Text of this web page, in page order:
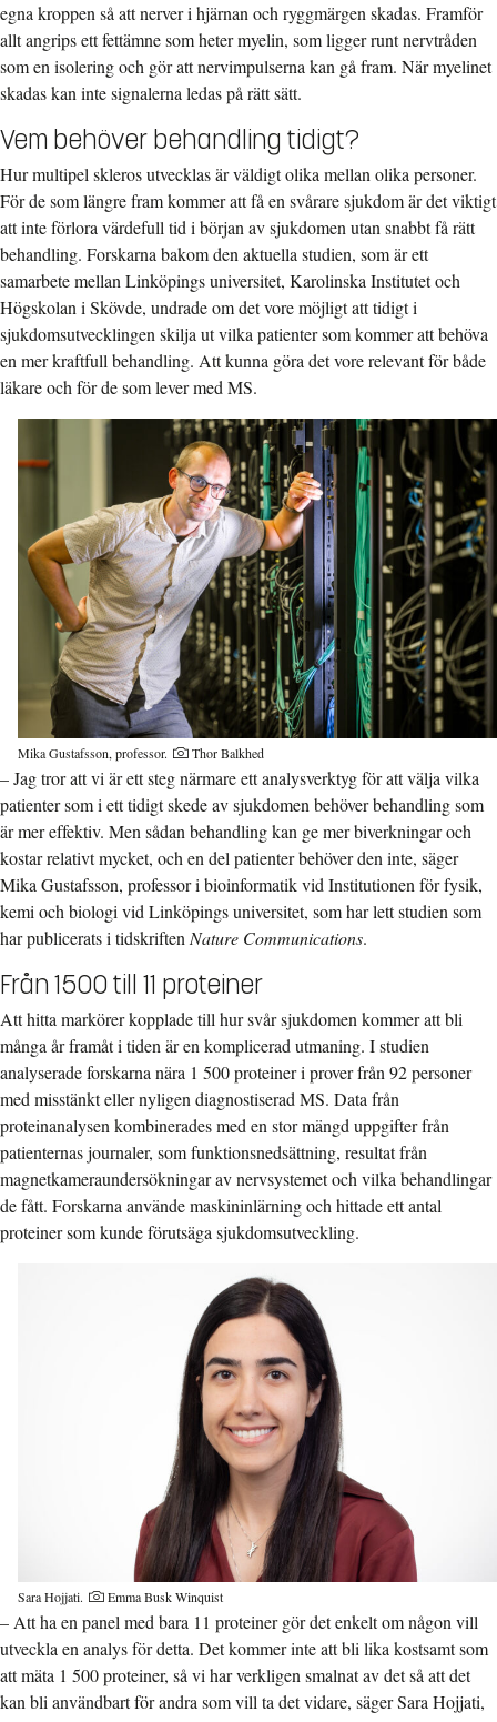
egna kroppen så att nerver i hjärnan och ryggmärgen skadas. Framför
allt angrips ett fettämne som heter myelin, som ligger runt nervtråden
som en isolering och gör att nervimpulserna kan gå fram. När myelinet
skadas kan inte signalerna ledas på rätt sätt.
Vem behöver behandling tidigt?
Hur multipel skleros utvecklas är väldigt olika mellan olika personer.
För de som längre fram kommer att få en svårare sjukdom är det viktigt
att inte förlora värdefull tid i början av sjukdomen utan snabbt få rätt
behandling. Forskarna bakom den aktuella studien, som är ett
samarbete mellan Linköpings universitet, Karolinska Institutet och
Högskolan i Skövde, undrade om det vore möjligt att tidigt i
sjukdomsutvecklingen skilja ut vilka patienter som kommer att behöva
en mer kraftfull behandling. Att kunna göra det vore relevant för både
läkare och för de som lever med MS.
Mika Gustafsson, professor. Thor Balkhed
– Jag tror att vi är ett steg närmare ett analysverktyg för att välja vilka
patienter som i ett tidigt skede av sjukdomen behöver behandling som
är mer effektiv. Men sådan behandling kan ge mer biverkningar och
kostar relativt mycket, och en del patienter behöver den inte, säger
Mika Gustafsson, professor i bioinformatik vid Institutionen för fysik,
kemi och biologi vid Linköpings universitet, som har lett studien som
har publicerats i tidskriften Nature Communications.
Från 1500 till 11 proteiner
Att hitta markörer kopplade till hur svår sjukdomen kommer att bli
många år framåt i tiden är en komplicerad utmaning. I studien
analyserade forskarna nära 1 500 proteiner i prover från 92 personer
med misstänkt eller nyligen diagnostiserad MS. Data från
proteinanalysen kombinerades med en stor mängd uppgifter från
patienternas journaler, som funktionsnedsättning, resultat från
magnetkameraundersökningar av nervsystemet och vilka behandlingar
de fått. Forskarna använde maskininlärning och hittade ett antal
proteiner som kunde förutsäga sjukdomsutveckling.
Sara Hojjati. Emma Busk Winquist
– Att ha en panel med bara 11 proteiner gör det enkelt om någon vill
utveckla en analys för detta. Det kommer inte att bli lika kostsamt som
att mäta 1 500 proteiner, så vi har verkligen smalnat av det så att det
kan bli användbart för andra som vill ta det vidare, säger Sara Hojjati,